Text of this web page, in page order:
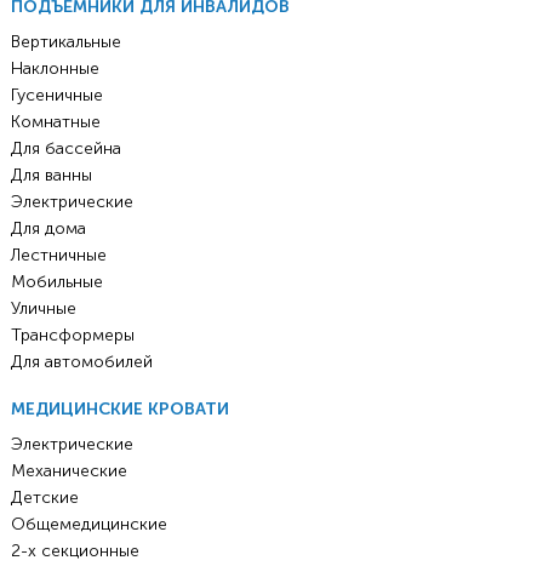
ПОДЪЁМНИКИ ДЛЯ ИНВАЛИДОВ
Вертикальные
Наклонные
Гусеничные
Комнатные
Для бассейна
Для ванны
Электрические
Для дома
Лестничные
Мобильные
Уличные
Трансформеры
Для автомобилей
МЕДИЦИНСКИЕ КРОВАТИ
Электрические
Механические
Детские
Общемедицинские
2-х секционные